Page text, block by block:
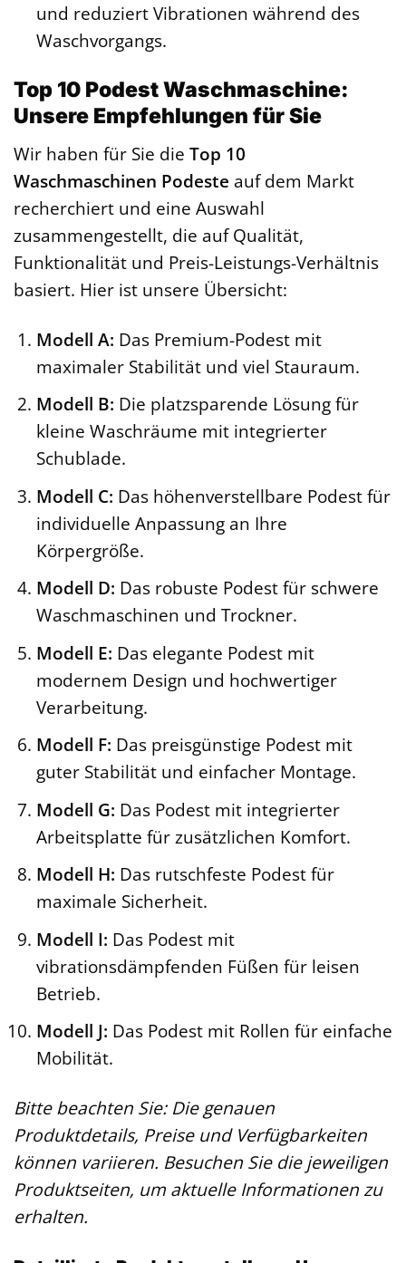
und reduziert Vibrationen während des
Waschvorgangs.
Top 10 Podest Waschmaschine:
Unsere Empfehlungen für Sie
Wir haben für Sie die Top 10
Waschmaschinen Podeste auf dem Markt
recherchiert und eine Auswahl
zusammengestellt, die auf Qualität,
Funktionalität und Preis-Leistungs-Verhältnis
basiert. Hier ist unsere Übersicht:
Modell A: Das Premium-Podest mit
maximaler Stabilität und viel Stauraum.
Modell B: Die platzsparende Lösung für
kleine Waschräume mit integrierter
Schublade.
Modell C: Das höhenverstellbare Podest für
individuelle Anpassung an Ihre
Körpergröße.
Modell D: Das robuste Podest für schwere
Waschmaschinen und Trockner.
Modell E: Das elegante Podest mit
modernem Design und hochwertiger
Verarbeitung.
Modell F: Das preisgünstige Podest mit
guter Stabilität und einfacher Montage.
Modell G: Das Podest mit integrierter
Arbeitsplatte für zusätzlichen Komfort.
Modell H: Das rutschfeste Podest für
maximale Sicherheit.
Modell I: Das Podest mit
vibrationsdämpfenden Füßen für leisen
Betrieb.
Modell J: Das Podest mit Rollen für einfache
Mobilität.
Bitte beachten Sie: Die genauen
Produktdetails, Preise und Verfügbarkeiten
können variieren. Besuchen Sie die jeweiligen
Produktseiten, um aktuelle Informationen zu
erhalten.